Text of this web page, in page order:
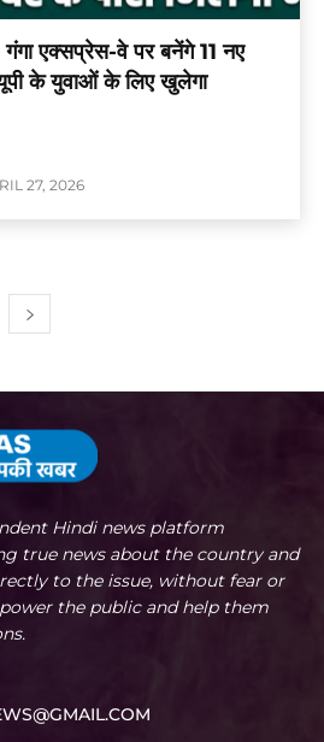
एक्सप्रेस-वे पर बनेंगे 11 नए
के युवाओं के लिए खुलेगा
27, 2026
Hindi news platform
true news about the country and
to the issue, without fear or
the public and help them